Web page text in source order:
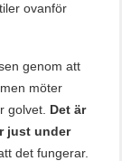
ovanför
genom att
möter
golvet. Det är
just under
det fungerar.